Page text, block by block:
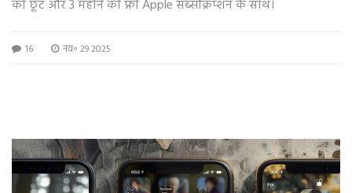
की छूट और 3 महीने की फ्री Apple सब्सक्रिप्शन के साथ।
16 नव॰ 29 2025